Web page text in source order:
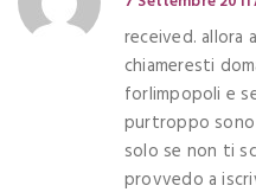
received. allora
chiameresti
forlimpopoli e
purtroppo
solo se non ti
provvedo a